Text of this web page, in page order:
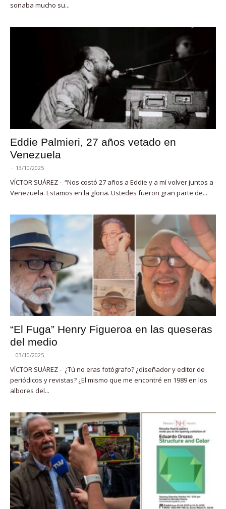
sonaba mucho su...
Eddie Palmieri, 27 años vetado en
Venezuela
- 13/10/2025
VÍCTOR SUÁREZ - “Nos costó 27 años a Eddie y a mí volver juntos a
Venezuela. Estamos en la gloria. Ustedes fueron gran parte de...
“El Fuga” Henry Figueroa en las queseras
del medio
- 03/10/2025
VÍCTOR SUÁREZ - ¿Tú no eras fotógrafo? ¿diseñador y editor de
periódicos y revistas? ¿El mismo que me encontré en 1989 en los
albores del...